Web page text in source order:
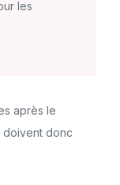
les
après le
doivent donc